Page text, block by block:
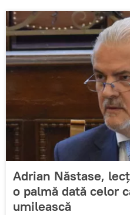
Adrian Năstase,
o palmă dată celor
umilească